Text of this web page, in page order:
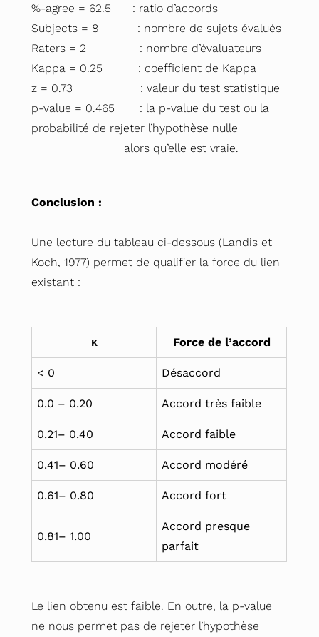
%-agree = 62.5 : ratio d’accords
Subjects = 8 : nombre de sujets évalués
Raters = 2 : nombre d’évaluateurs
Kappa = 0.25 : coefficient de Kappa
z = 0.73 : valeur du test statistique
p-value = 0.465 : la p-value du test ou la
probabilité de rejeter l’hypothèse nulle
alors qu’elle est vraie.
Conclusion :
Une lecture du tableau ci-dessous (Landis et
Koch, 1977) permet de qualifier la force du lien
existant :
κ Force de l’accord
< 0 Désaccord
0.0 – 0.20 Accord très faible
0.21– 0.40 Accord faible
0.41– 0.60 Accord modéré
0.61– 0.80 Accord fort
0.81– 1.00
Accord presque
parfait
Le lien obtenu est faible. En outre, la p-value
ne nous permet pas de rejeter l’hypothèse